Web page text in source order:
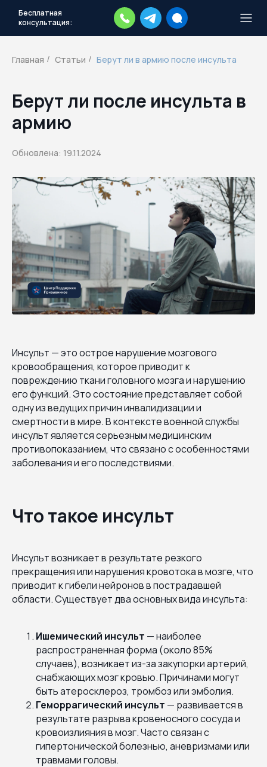
Бесплатная
консультация:
Главная / Статьи / Берут ли в армию после инсульта
Берут ли после инсульта в
армию
Обновлена: 19.11.2024
Инсульт — это острое нарушение мозгового
кровообращения, которое приводит к
повреждению ткани головного мозга и нарушению
его функций. Это состояние представляет собой
одну из ведущих причин инвалидизации и
смертности в мире. В контексте военной службы
инсульт является серьезным медицинским
противопоказанием, что связано с особенностями
заболевания и его последствиями.
Что такое инсульт
Инсульт возникает в результате резкого
прекращения или нарушения кровотока в мозге, что
приводит к гибели нейронов в пострадавшей
области. Существует два основных вида инсульта:
Ишемический инсульт — наиболее
распространенная форма (около 85%
случаев), возникает из-за закупорки артерий,
снабжающих мозг кровью. Причинами могут
быть атеросклероз, тромбоз или эмболия.
Геморрагический инсульт — развивается в
результате разрыва кровеносного сосуда и
кровоизлияния в мозг. Часто связан с
гипертонической болезнью, аневризмами или
травмами головы.
каждый день.
действий